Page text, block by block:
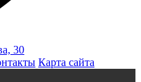
30
Карта сайта